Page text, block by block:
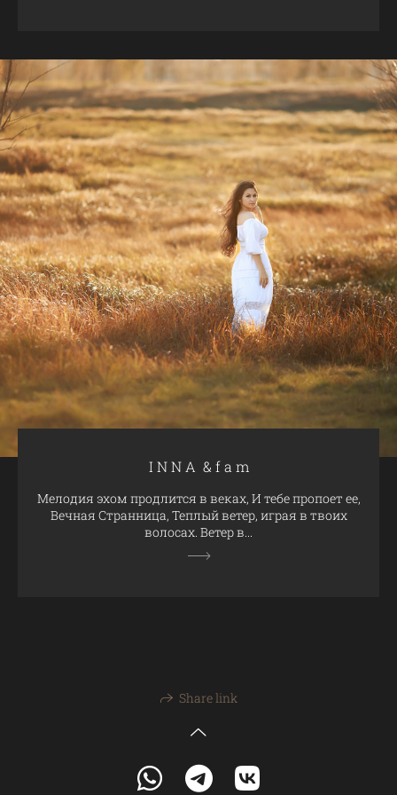
I N N A & f a m
Мелодия эхом продлится в веках, И тебе пропоет ее,
Вечная Странница, Теплый ветер, играя в твоих
волосах. Ветер в...
Share link